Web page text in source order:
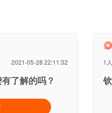
2021-05-28 22:11:32
了解的吗？
1